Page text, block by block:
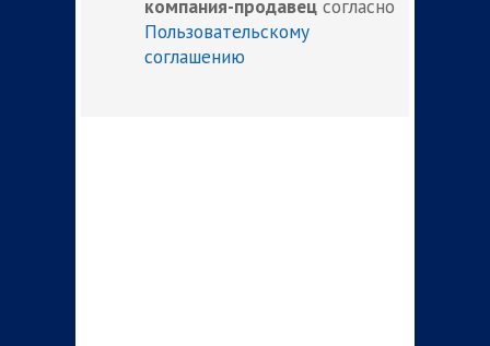
компания-продавец согласно
Пользовательскому
соглашению